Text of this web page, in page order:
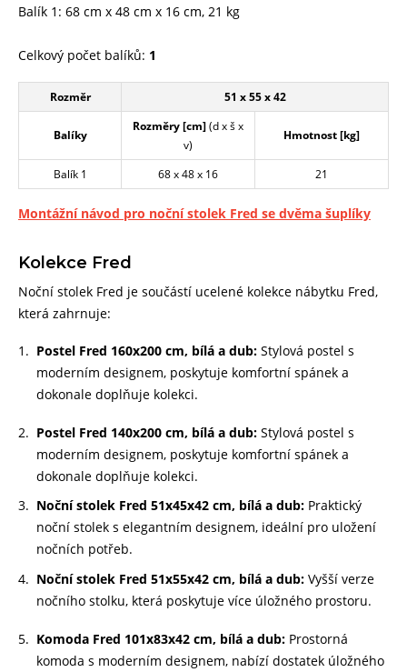
Balík 1: 68 cm x 48 cm x 16 cm, 21 kg
Celkový počet balíků: 1
Rozměr 51 x 55 x 42
Balíky
Rozměry [cm](d x š x
v)
Hmotnost [kg]
Balík 1 68 x 48 x 16 21
Montážní návod pro noční stolek Fred se dvěma šuplíky
Kolekce Fred
Noční stolek Fred je součástí ucelené kolekce nábytku Fred,
která zahrnuje:
Postel Fred 160x200 cm, bílá a dub: Stylová postel s
moderním designem, poskytuje komfortní spánek a
dokonale doplňuje kolekci.
Postel Fred 140x200 cm, bílá a dub: Stylová postel s
moderním designem, poskytuje komfortní spánek a
dokonale doplňuje kolekci.
Noční stolek Fred 51x45x42 cm, bílá a dub: Praktický
noční stolek s elegantním designem, ideální pro uložení
nočních potřeb.
Noční stolek Fred 51x55x42 cm, bílá a dub: Vyšší verze
nočního stolku, která poskytuje více úložného prostoru.
Komoda Fred 101x83x42 cm, bílá a dub: Prostorná
komoda s moderním designem, nabízí dostatek úložného